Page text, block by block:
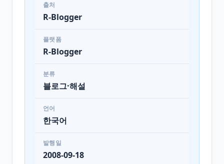
출처
R-Blogger
플랫폼
R-Blogger
분류
블로그·해설
언어
한국어
발행일
2008-09-18